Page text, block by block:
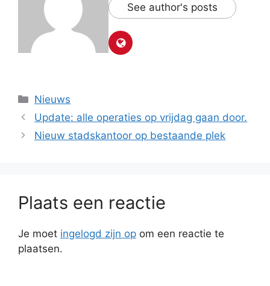
See author's posts
Categorieën
Nieuws
Update: alle operaties op vrijdag gaan door.
Nieuw stadskantoor op bestaande plek
Plaats een reactie
Je moet ingelogd zijn op om een reactie te
plaatsen.